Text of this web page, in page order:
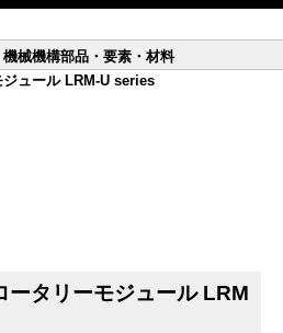
機械機構部品・要素・材料
ュール LRM-U series
タリーモジュール LRM